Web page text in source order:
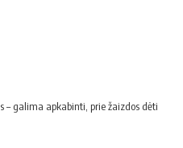
– galima apkabinti, prie žaizdos dėti